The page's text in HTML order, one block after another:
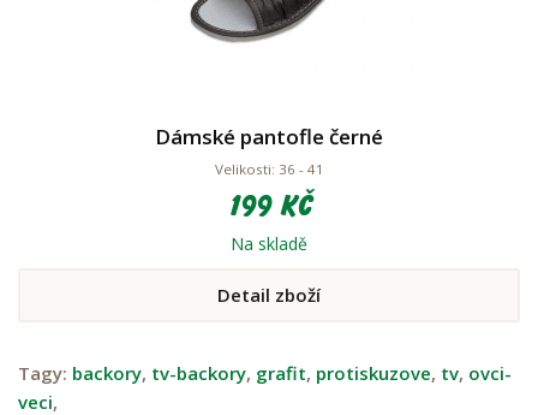
Dámské pantofle černé
Velikosti: 36 - 41
199 Kč
Na skladě
Detail zboží
Tagy: backory, tv-backory, grafit, protiskuzove, tv, ovci-
veci,